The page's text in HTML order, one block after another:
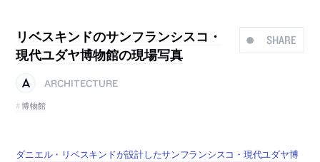
SHARE
リベスキンドのサンフランシスコ・
現代ユダヤ博物館の現場写真
ARCHITECTURE
博物館
ダニエル・リベスキンドが設計したサンフランシスコ・現代ユダヤ博